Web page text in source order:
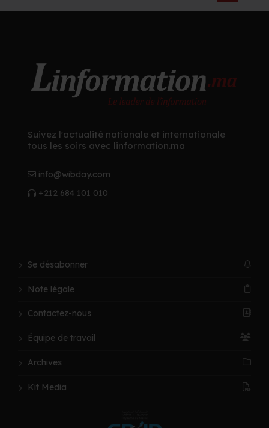
Suivez l'actualité nationale et internationale
tous les soirs avec linformation.ma
info@wibday.com
+212 684 101 010
Se désabonner
Note légale
Contactez-nous
Équipe de travail
Archives
Kit Media